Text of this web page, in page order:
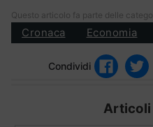
Questo articolo fa parte delle
Cronaca Economia
Condividi
Articoli